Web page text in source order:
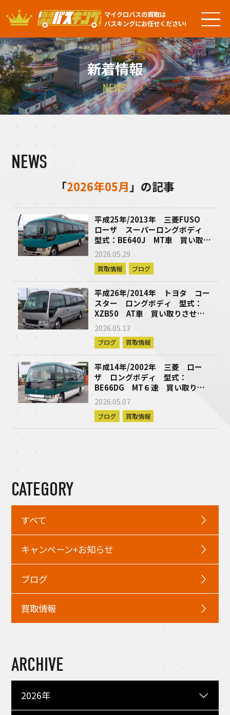
マイクロバスの買取は
バスキングにお任せください!
新着情報
NEWS
NEWS
「2026年05月 」の記事
平成25年/2013年 三菱FUSO
ローザ スーパーロングボディ
型式：BE640J MT車 買い取り
させて頂きました！
2026.05.29
買取情報 ブログ
平成26年/2014年 トヨタ コー
スター ロングボディ 型式：
XZB50 AT車 買い取りさせて
頂きました！
2026.05.13
ブログ 買取情報
平成14年/2002年 三菱 ロー
ザ ロングボディ 型式：
BE66DG MT６速 買い取りさ
せて頂きました！
2026.05.07
ブログ 買取情報
CATEGORY
すべて
キャンペーン+お知らせ
ブログ
買取情報
ARCHIVE
2026年